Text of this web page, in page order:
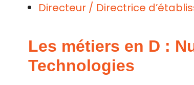
Directeur / Directrice
Les métiers en D :
Technologies